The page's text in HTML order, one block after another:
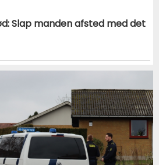
Slap manden afsted med det